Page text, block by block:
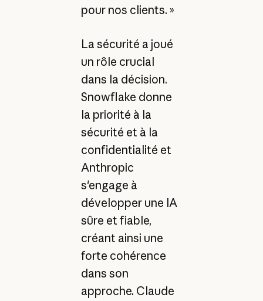
pour nos clients. »
La sécurité a joué
un rôle crucial
dans la décision.
Snowflake donne
la priorité à la
sécurité et à la
confidentialité et
Anthropic
s'engage à
développer une IA
sûre et fiable,
créant ainsi une
forte cohérence
dans son
approche. Claude